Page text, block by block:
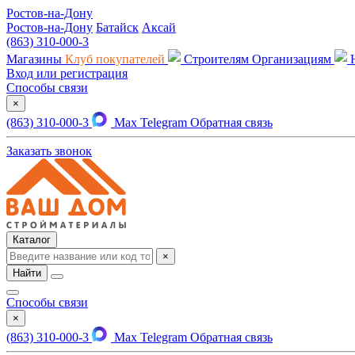
Ростов-на-Дону
Ростов-на-Дону Батайск Аксай
(863) 310-000-3
Магазины Клуб покупателей Строителям Организациям
Вход или регистрация
Способы связи
×
(863) 310-000-3 Max Telegram Обратная связь
Заказать звонок
Каталог
×
Найти
Способы связи
×
(863) 310-000-3 Max Telegram Обратная связь